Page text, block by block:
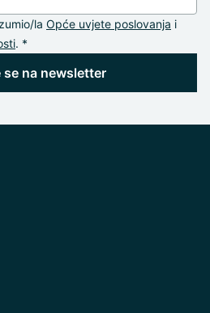
la Opće uvjete poslovanja i
. *
se na newsletter